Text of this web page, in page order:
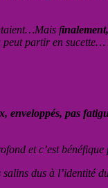
f
peut partir en
enveloppés, pas
et c’est
dus à l’identité